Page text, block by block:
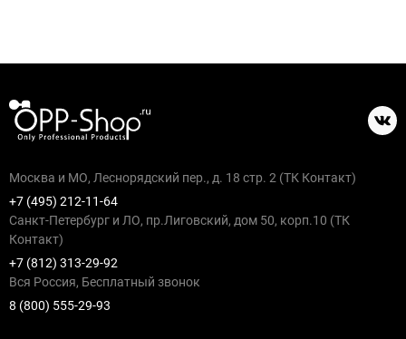
Москва и МО, Леснорядский пер., д. 18 стр. 2 (ТК Контакт)
+7 (495) 212-11-64
Санкт-Петербург и ЛО, пр.Лиговский, дом 50, корп.10 (ТК
Контакт)
+7 (812) 313-29-92
Вся Россия, Бесплатный звонок
8 (800) 555-29-93